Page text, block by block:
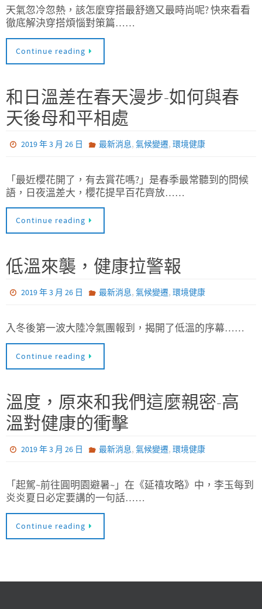
天氣忽冷忽熱，該怎麼穿搭最舒適又最時尚呢? 快來看看
徹底解決穿搭煩惱對策篇……
Continue reading
和日溫差在春天漫步-如何與春
天後母和平相處
2019 年 3 月 26 日 最新消息, 氣候變遷, 環境健康
「最近櫻花開了，有去賞花嗎?」是春季最常聽到的問候
語，日夜溫差大，櫻花提早百花齊放……
Continue reading
低溫來襲，健康拉警報
2019 年 3 月 26 日 最新消息, 氣候變遷, 環境健康
入冬後第一波大陸冷氣團報到，揭開了低溫的序幕……
Continue reading
溫度，原來和我們這麼親密-高
溫對健康的衝擊
2019 年 3 月 26 日 最新消息, 氣候變遷, 環境健康
「起駕~前往圓明園避暑~」在《延禧攻略》中，李玉每到
炎炎夏日必定要講的一句話……
Continue reading